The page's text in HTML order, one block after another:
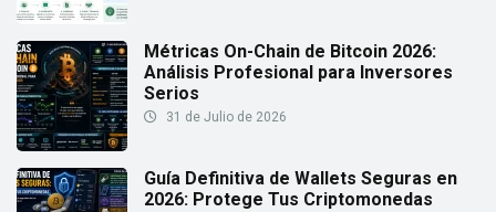
Métricas On-Chain de Bitcoin 2026:
Análisis Profesional para Inversores
Serios
31 de Julio de 2026
Guía Definitiva de Wallets Seguras en
2026: Protege Tus Criptomonedas